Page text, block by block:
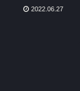
2022.06.27